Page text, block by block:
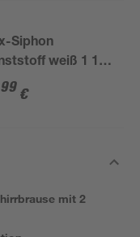
Siphon
weiß 1 1/2'
50 mm
99 €
mit 2